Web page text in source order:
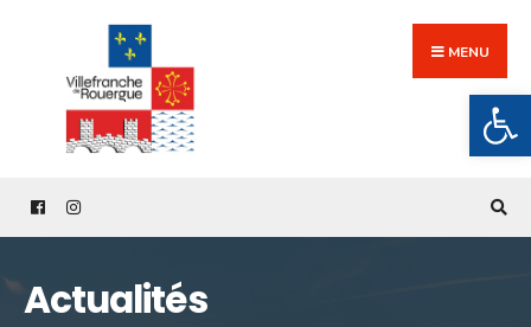
content
MENU
Actualités